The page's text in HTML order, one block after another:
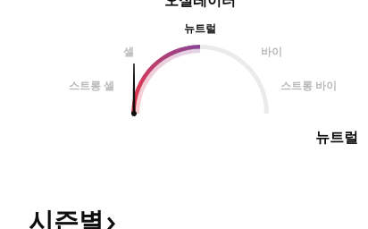
뉴트럴
셀
바이
스트롱 셀 스트롱 바이
뉴트럴
시즌별